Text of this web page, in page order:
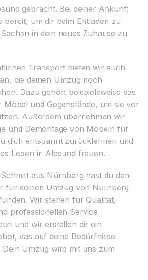
gebracht. Bei deiner Ankunft
bereit, um dir beim Entladen zu
in dein neues Zuhause zu
Transport bieten wir auch
die deinen Umzug noch
Dazu gehört beispielsweise das
Möbel und Gegenstände, um sie vor
Außerdem übernehmen wir
und Demontage von Möbeln für
dich entspannt zurücklehnen und
Leben in Alesund freuen.
aus Nürnberg hast du den
für deinen Umzug von Nürnberg
Wir stehen für Qualität,
professionellen Service.
und wir erstellen dir ein
das auf deine Bedürfnisse
Dein Umzug wird mit uns zum